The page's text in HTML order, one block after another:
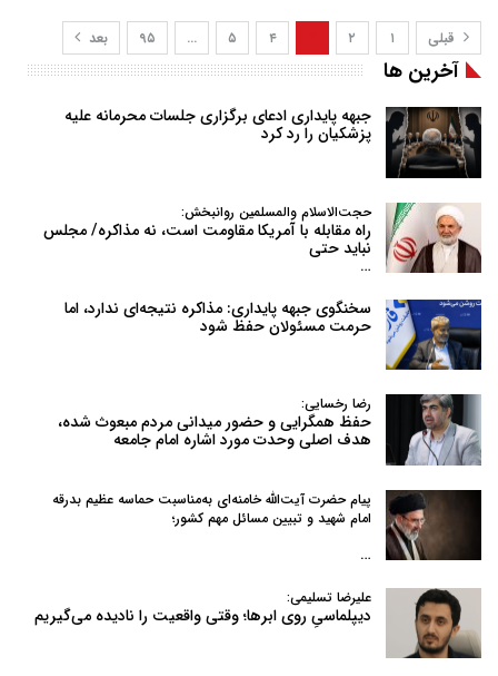
قبلی ۱ ۲ ۴ ۵ … ۹۵ بعد
آخرین ها
جبهه پایداری ادعای برگزاری جلسات محرمانه علیه
پزشکیان را رد کرد
حجت‌الاسلام والمسلمین روانبخش:
راه مقابله با آمریکا مقاومت است، نه مذاکره/ مجلس
نباید حتی
…
سخنگوی جبهه پایداری: مذاکره نتیجه‌ای ندارد، اما
حرمت مسئولان حفظ شود
رضا رخسایی:
حفظ همگرایی و حضور میدانی مردم مبعوث شده،
هدف اصلی وحدت مورد اشاره امام جامعه
پیام حضرت آیت‌الله خامنه‌ای به‌مناسبت حماسه عظیم بدرقه
امام شهید و تبیین مسائل مهم کشور؛
…
علیرضا تسلیمی:
دیپلماسیِ روی ابرها؛ وقتی واقعیت را نادیده می‌گیریم